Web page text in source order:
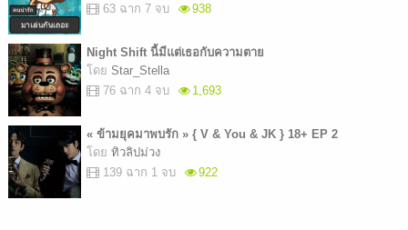
63 ฉาก 7 จบ
938
Night Shift นี้มีแต่เธอกับความตาย
โดย Star_Stella
76 ฉาก 4 จบ
1,693
« ข้ามยุคมาพบรัก » { V & You & JK } 18+ EP 2
โดย ทิวลิปม่วง
139 ฉาก 1 จบ
922